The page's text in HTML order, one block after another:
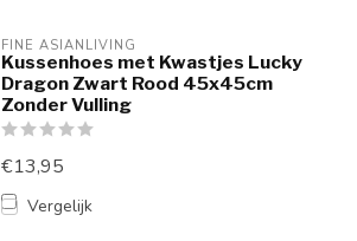
FINE ASIANLIVING
Kussenhoes met Kwastjes Lucky
Dragon Zwart Rood 45x45cm
Zonder Vulling
€13,95
Vergelijk